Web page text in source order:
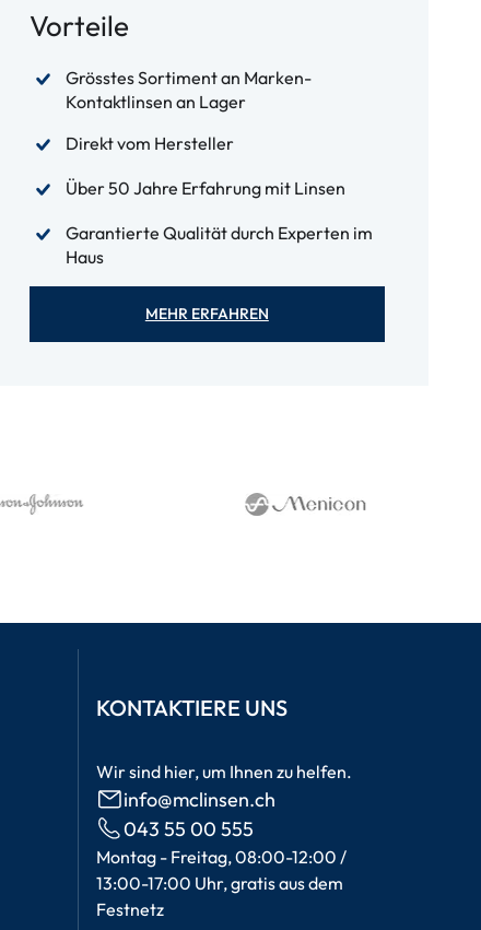
Vorteile
Grösstes Sortiment an Marken-
Kontaktlinsen an Lager
Direkt vom Hersteller
Über 50 Jahre Erfahrung mit Linsen
Garantierte Qualität durch Experten im
Haus
MEHR ERFAHREN
KONTAKTIERE UNS
Wir sind hier, um Ihnen zu helfen.
info@mclinsen.ch
043 55 00 555
Montag - Freitag, 08:00-12:00 /
13:00-17:00 Uhr, gratis aus dem
Festnetz